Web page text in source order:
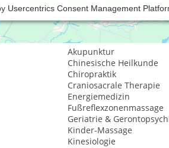
Usercentrics Consent Management
Heilkunde
Akupunktur
Chinesische Heilkunde
Chiropraktik
Craniosacrale Therapie
Energiemedizin
Fußreflexzonenmassage
Geriatrie &
Kinder-Massage
Kinesiologie